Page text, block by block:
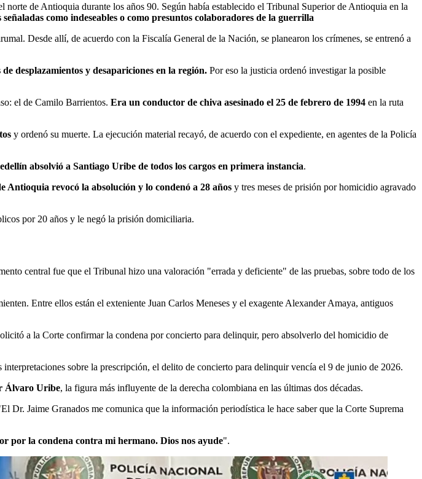
de Antioquia durante los años 90. Según había establecido el Tribunal Superior de Antioquia en la
como indeseables o como presuntos colaboradores de la guerrilla
Desde allí, de acuerdo con la Fiscalía General de la Nación, se planearon los crímenes, se entrenó a
de desplazamientos y desapariciones en la región. Por eso la justicia ordenó investigar la posible
el de Camilo Barrientos. Era un conductor de chiva asesinado el 25 de febrero de 1994 en la ruta
y ordenó su muerte. La ejecución material recayó, de acuerdo con el expediente, en agentes de la Policía
absolvió a Santiago Uribe de todos los cargos en primera instancia.
revocó la absolución y lo condenó a 28 años y tres meses de prisión por homicidio agravado
por 20 años y le negó la prisión domiciliaria.
central fue que el Tribunal hizo una valoración "errada y deficiente" de las pruebas, sobre todo de los
Entre ellos están el exteniente Juan Carlos Meneses y el exagente Alexander Amaya, antiguos
a la Corte confirmar la condena por concierto para delinquir, pero absolverlo del homicidio de
interpretaciones sobre la prescripción, el delito de concierto para delinquir vencía el 9 de junio de 2026.
Álvaro Uribe, la figura más influyente de la derecha colombiana en las últimas dos décadas.
Dr. Jaime Granados me comunica que la información periodística le hace saber que la Corte Suprema
por la condena contra mi hermano. Dios nos ayude".